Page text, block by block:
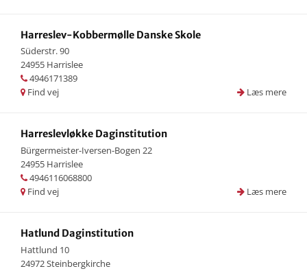
Harreslev-Kobbermølle Danske Skole
Süderstr. 90
24955 Harrislee
4946171389
Læs mere
Find vej
Harreslevløkke Daginstitution
Bürgermeister-Iversen-Bogen 22
24955 Harrislee
4946116068800
Læs mere
Find vej
Hatlund Daginstitution
Hattlund 10
24972 Steinbergkirche